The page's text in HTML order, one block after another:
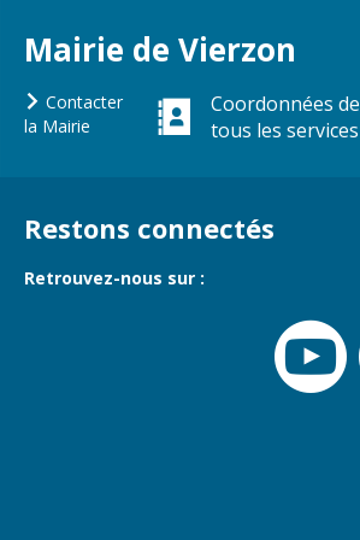
Mairie de Vierzon
Contacter
la Mairie
Coordonnées de
tous les services
Restons connectés
Retrouvez-nous sur :